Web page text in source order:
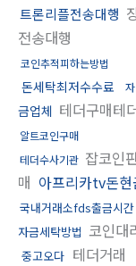
트론리플전송대행
전송대행
코인추적피하는방법
돈세탁최저수수료
금업체 테더구매테
알트코인구매
테더수사기관 잡코인
매 아프리카tv돈
국내거래소fds출금시간
자금세탁방법 코인대
중고오다 테더거래